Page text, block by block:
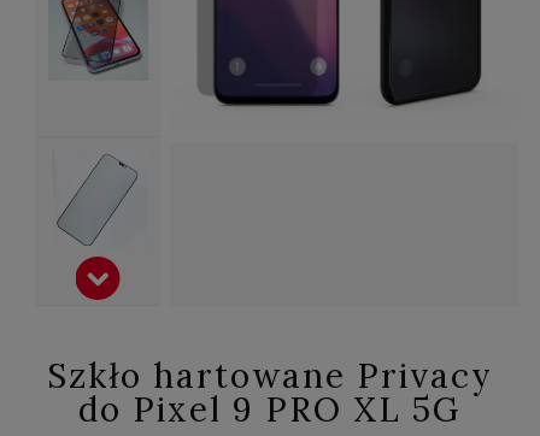
Szkło hartowane Privacy
do Pixel 9 PRO XL 5G